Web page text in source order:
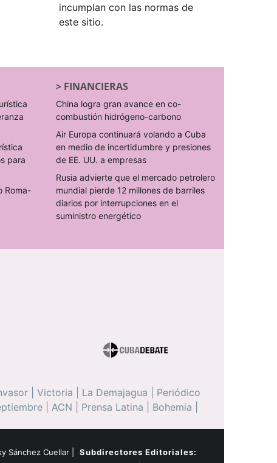
incumplan con las normas de
este sitio.
para
Roma-
> FINANCIERAS
China logra gran avance en co-
combustión hidrógeno-carbono
Air Europa continuará volando a Cuba
en medio de incertidumbre y presiones
de EE. UU. a empresas
Rusia advierte que el mercado petrolero
mundial pierde 12 millones de barriles
diarios por interrupciones en el
suministro energético
Victoria La Demajagua
Periódico
| ACN Prensa Latina Bohemia
Sánchez Cuellar |
Subdirectores Editoriales: